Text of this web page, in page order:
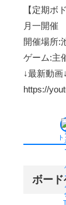
【定期ボ
月一開催
開催場所:
ゲーム:主
↓最新動画↓
https://
ボー